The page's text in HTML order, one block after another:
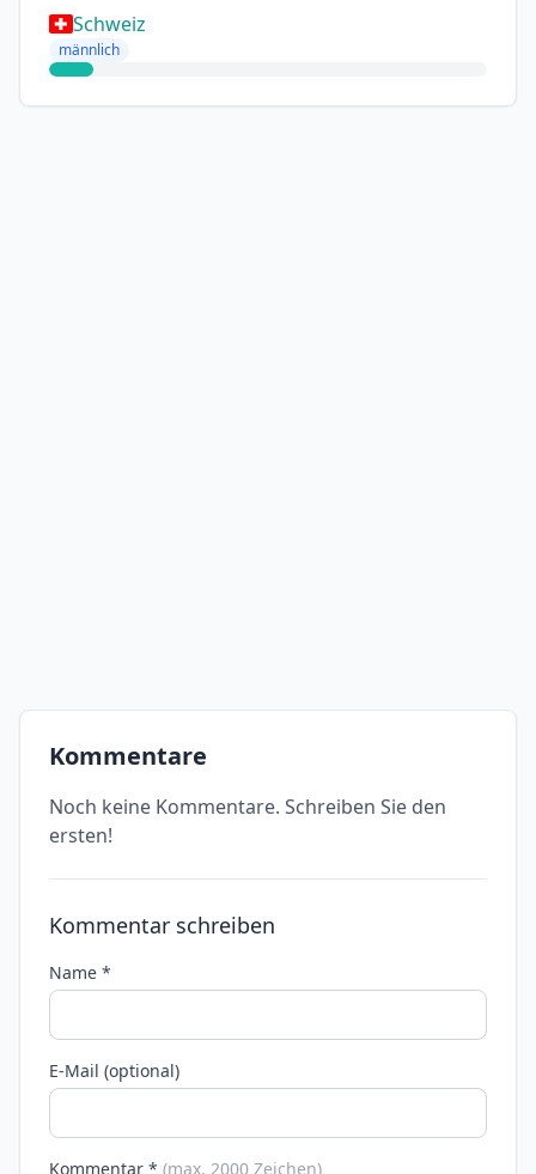
Schweiz
männlich
Kommentare
Noch keine Kommentare. Schreiben Sie den
ersten!
Kommentar schreiben
Name *
E-Mail (optional)
Kommentar * (max. 2000 Zeichen)